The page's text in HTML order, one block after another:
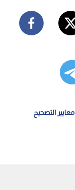
معايير التصحيح